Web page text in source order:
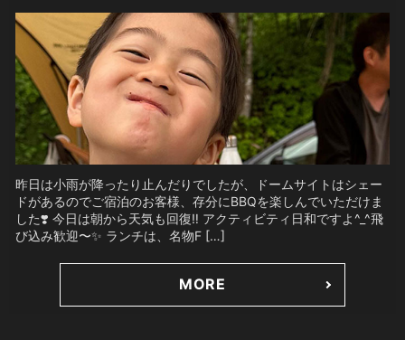
昨日は小雨が降ったり止んだりでしたが、ドームサイトはシェー
ドがあるのでご宿泊のお客様、存分にBBQを楽しんでいただけま
した❣️ 今日は朝から天気も回復‼️ アクティビティ日和ですよ^_^飛
び込み歓迎〜✨ ランチは、名物F […]
MORE